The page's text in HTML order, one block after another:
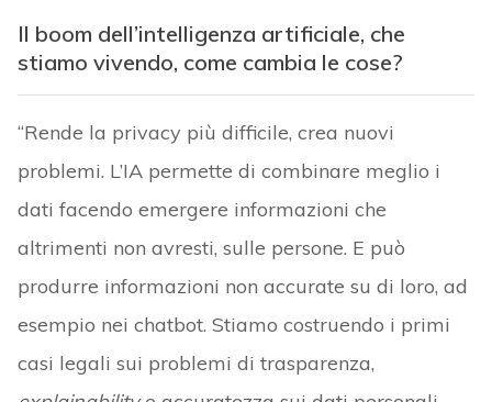
Il boom dell’intelligenza artificiale, che
stiamo vivendo, come cambia le cose?
“Rende la privacy più difficile, crea nuovi
problemi. L’IA permette di combinare meglio i
dati facendo emergere informazioni che
altrimenti non avresti, sulle persone. E può
produrre informazioni non accurate su di loro, ad
esempio nei chatbot. Stiamo costruendo i primi
casi legali sui problemi di trasparenza,